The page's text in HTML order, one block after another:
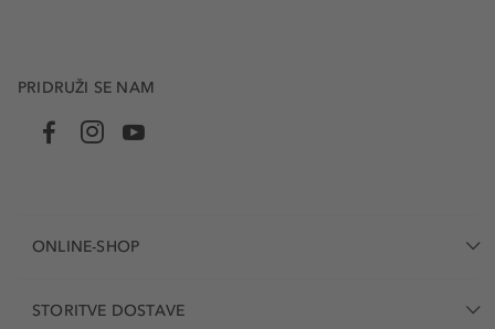
PRIDRUŽI SE NAM
ONLINE-SHOP
STORITVE DOSTAVE